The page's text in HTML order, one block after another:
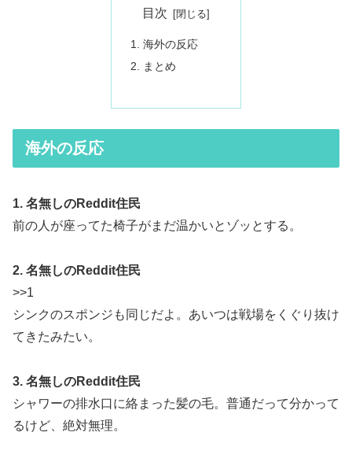
目次
海外の反応
まとめ
海外の反応
1. 名無しのReddit住民
前の人が座ってた椅子がまだ温かいとゾッとする。
2. 名無しのReddit住民
>>1
シンクのスポンジも同じだよ。あいつは戦場をくぐり抜け
てきたみたい。
3. 名無しのReddit住民
シャワーの排水口に絡まった髪の毛。普通だって分かって
るけど、絶対無理。